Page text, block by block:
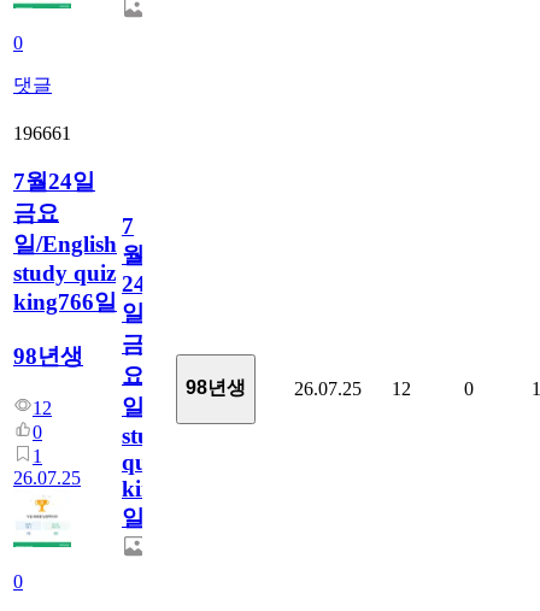
0
댓글
196661
7월24일
금요
일/English
study quiz
king766일
98년생
12
0
1
26.07.25
0
7
월
24
일
금
요
일/English
study
quiz
king766
일
98년생 26.07.25 12 0 1